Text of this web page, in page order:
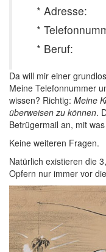
* Adresse:
*
* Beruf:
Da will mir einer
Meine Telefonnummer
wissen? Richtig: Meine
überweisen zu können.
Betrügermail an, mit
Keine weiteren Fragen.
Natürlich existieren die
Opfern nur immer vor